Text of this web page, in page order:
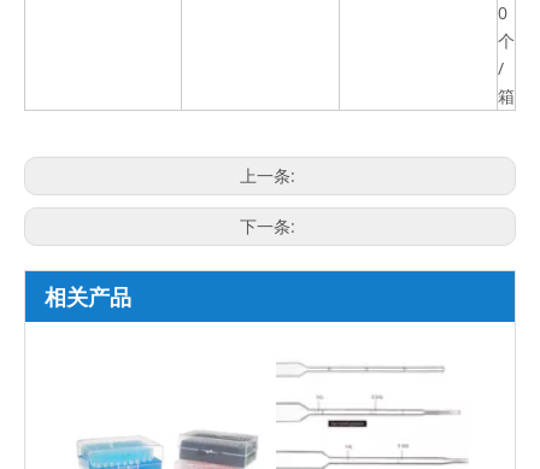
0
个
/
箱
上一条:
下一条:
相关产品